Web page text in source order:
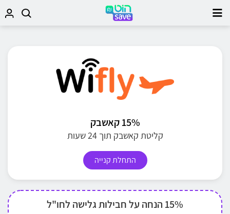
15% קאשבק
קליטת קאשבק תוך 24 שעות
התחלת קנייה
15% הנחה על חבילות גלישה לחו"ל